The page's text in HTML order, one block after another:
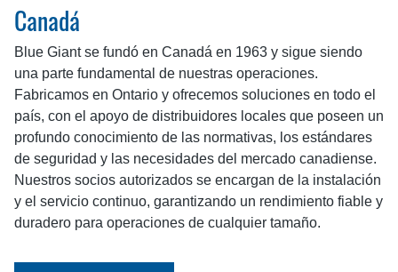
Canadá
Blue Giant se fundó en Canadá en 1963 y sigue siendo
una parte fundamental de nuestras operaciones.
Fabricamos en Ontario y ofrecemos soluciones en todo el
país, con el apoyo de distribuidores locales que poseen un
profundo conocimiento de las normativas, los estándares
de seguridad y las necesidades del mercado canadiense.
Nuestros socios autorizados se encargan de la instalación
y el servicio continuo, garantizando un rendimiento fiable y
duradero para operaciones de cualquier tamaño.